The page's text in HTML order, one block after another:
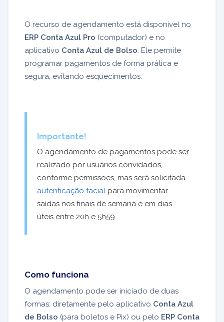
O recurso de agendamento está disponível no
ERP Conta Azul Pro (computador) e no
aplicativo Conta Azul de Bolso . Ele permite
programar pagamentos de forma prática e
segura, evitando esquecimentos.
Importante!
O agendamento de pagamentos pode ser
realizado por usuários convidados,
conforme permissões, mas será solicitada
autenticação facial para movimentar
saídas nos finais de semana e em dias
úteis entre 20h e 5h59.
Como funciona
O agendamento pode ser iniciado de duas
formas: diretamente pelo aplicativo Conta Azul
de Bolso (para boletos e Pix) ou pelo ERP Conta